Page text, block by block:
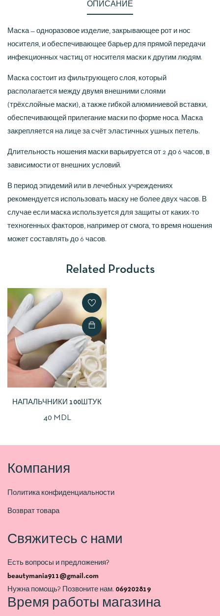
ОПИСАНИЕ
Маска — одноразовое изделие, закрывающее рот и нос
носителя, и обеспечивающее барьер для прямой передачи
инфекционных частиц от носителя маски к другим людям.
Маска состоит из фильтрующего слоя, который
располагается между двумя внешними слоями
(трёхслойные маски), а также гибкой алюминиевой вставки,
обеспечивающей прилегание маски по форме носа. Маска
закрепляется на лице за счёт эластичных ушных петель.
Длительность ношения маски варьируется от 2 до 6 часов, в
зависимости от внешних условий.
В период эпидемий или в лечебных учреждениях
рекомендуется использовать маску не более двух часов. В
случае если маска используется для защиты от каких-то
техногенных факторов, например от смога, то время ношения
может составлять до 6 часов.
Related Products
НАПАЛЬЧНИКИ 100ШТУК
40 MDL
Компания
Политика конфиденциальности
Возврат товара
Свяжитесь с нами
Есть вопросы и предложения?
beautymania911@gmail.com
Нужна помощь? Позвоните нам. 069202819
Время работы магазина